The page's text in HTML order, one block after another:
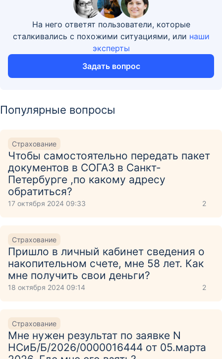
На него ответят пользователи, которые
сталкивались с похожими ситуациями, или наши
эксперты
Задать вопрос
Популярные вопросы
Страхование
Чтобы самостоятельно передать пакет
документов в СОГАЗ в Санкт-
Петербурге ,по какому адресу
обратиться?
17 октября 2024 09:33 2
Страхование
Пришло в личный кабинет сведения о
накопительном счете, мне 58 лет. Как
мне получить свои деньги?
18 октября 2024 09:14 2
Страхование
Мне нужен результат по заявке N
НСиБ/Б/2026/0000016444 от 05.марта